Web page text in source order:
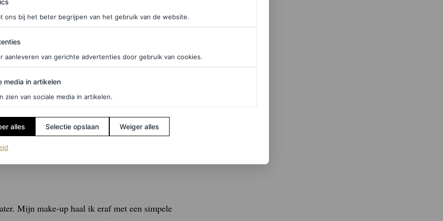
hier in voor de Vogue-nieuwsbrief.
heb ik daar allerlei therapieën voor
werd ik verdrietig, boos en eenzaam. Ik
Een moeilijke periode. Nog steeds slaap ik
geleerd daar niet ingewikkeld over te doen,
ben dol op de nacht, want het is een rare trip
Mijn make-up haal ik eraf met een simpele
ons bij het beter begrijpen van het gebruik van de website.
aanleveren van gerichte advertenties door gebruik van cookies.
in artikelen
media in artikelen
zien van sociale media in artikelen.
alles Selectie opslaan Weiger alles